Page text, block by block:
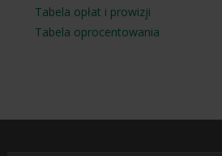
Tabela opłat i prowizji
Tabela oprocentowania